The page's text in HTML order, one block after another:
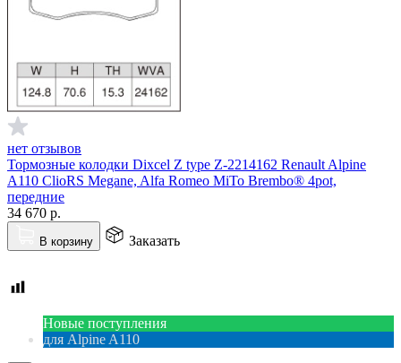
нет отзывов
Тормозные колодки Dixcel Z type Z-2214162 Renault Alpine
A110 ClioRS Megane, Alfa Romeo MiTo Brembo® 4pot,
передние
34 670 р.
В корзину Заказать
Новые поступления
для Alpine A110